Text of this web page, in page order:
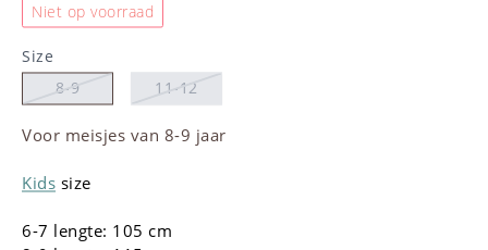
Niet op voorraad
Size
8-9
11-12
Voor meisjes van 8-9 jaar
Kids size
6-7 lengte: 105 cm